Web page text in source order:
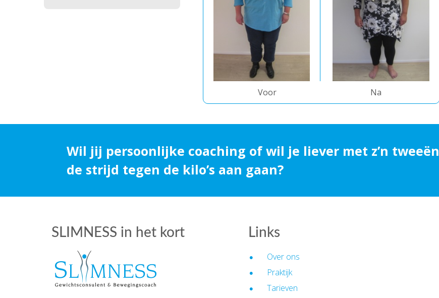
Voor Na
Wil jij persoonlijke coaching of wil je liever met z’n tweeën
de strijd tegen de kilo’s aan gaan?
SLIMNESS in het kort Links
Over ons
Praktijk
Tarieven